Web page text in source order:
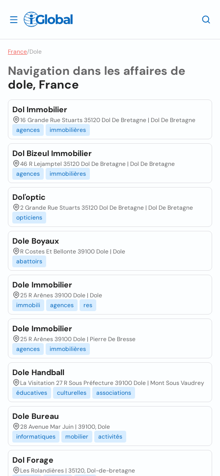
France/Dole
Navigation dans les affaires de
dole, France
Dol Immobilier
16 Grande Rue Stuarts 35120 Dol De Bretagne | Dol De Bretagne
agences
immobilières
Dol Bizeul Immobilier
46 R Lejamptel 35120 Dol De Bretagne | Dol De Bretagne
agences
immobilières
Dol'optic
2 Grande Rue Stuarts 35120 Dol De Bretagne | Dol De Bretagne
opticiens
Dole Boyaux
R Costes Et Bellonte 39100 Dole | Dole
abattoirs
Dole Immobilier
25 R Arênes 39100 Dole | Dole
immobili
agences res
Dole Immobilier
25 R Arênes 39100 Dole | Pierre De Bresse
agences
immobilières
Dole Handball
La Visitation 27 R Sous Préfecture 39100 Dole | Mont Sous Vaudrey
éducatives
culturelles associations
Dole Bureau
28 Avenue Mar Juin | 39100, Dole
informatiques
mobilier activités
Dol Forage
Les Rolandières | 35120, Dol-de-bretagne